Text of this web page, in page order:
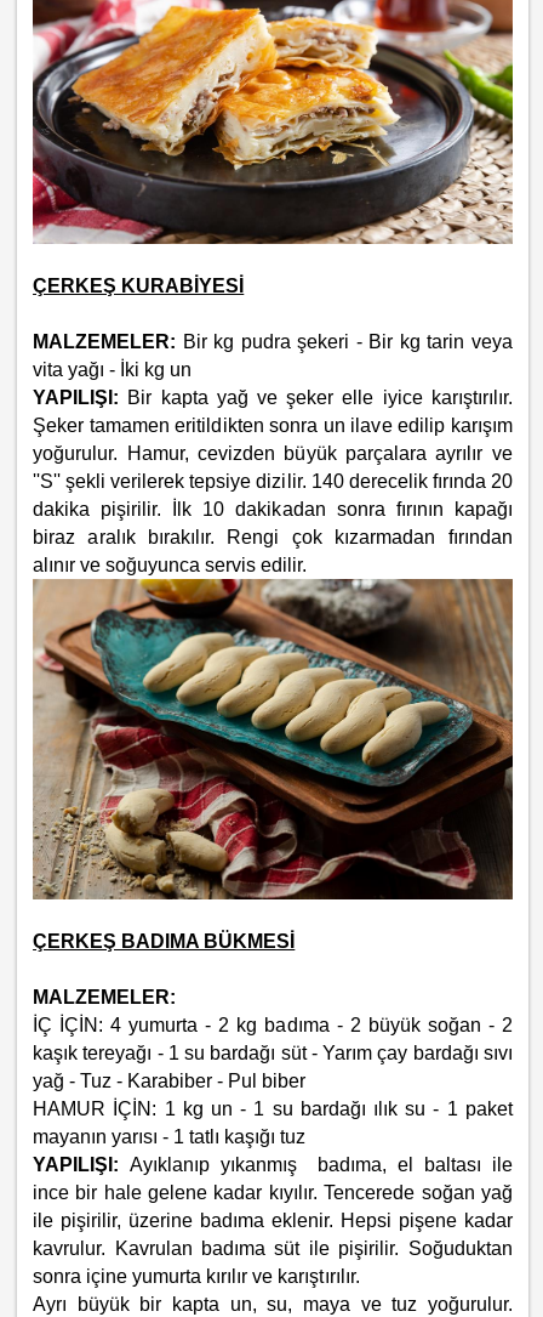
ÇERKEŞ KURABİYESİ
MALZEMELER: Bir kg pudra şekeri - Bir kg tarin veya
vita yağı - İki kg un
YAPILIŞI: Bir kapta yağ ve şeker elle iyice karıştırılır.
Şeker tamamen eritildikten sonra un ilave edilip karışım
yoğurulur. Hamur, cevizden büyük parçalara ayrılır ve
''S'' şekli verilerek tepsiye dizilir. 140 derecelik fırında 20
dakika pişirilir. İlk 10 dakikadan sonra fırının kapağı
biraz aralık bırakılır. Rengi çok kızarmadan fırından
alınır ve soğuyunca servis edilir.
ÇERKEŞ BADIMA BÜKMESİ
MALZEMELER:
İÇ İÇİN: 4 yumurta - 2 kg badıma - 2 büyük soğan - 2
kaşık tereyağı - 1 su bardağı süt - Yarım çay bardağı sıvı
yağ - Tuz - Karabiber - Pul biber
HAMUR İÇİN: 1 kg un - 1 su bardağı ılık su - 1 paket
mayanın yarısı - 1 tatlı kaşığı tuz
YAPILIŞI: Ayıklanıp yıkanmış badıma, el baltası ile
ince bir hale gelene kadar kıyılır. Tencerede soğan yağ
ile pişirilir, üzerine badıma eklenir. Hepsi pişene kadar
kavrulur. Kavrulan badıma süt ile pişirilir. Soğuduktan
sonra içine yumurta kırılır ve karıştırılır.
Ayrı büyük bir kapta un, su, maya ve tuz yoğurulur.